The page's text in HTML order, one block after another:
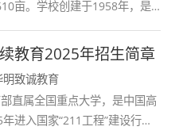
亩。学校创建于1958年，是
教育2025年招生简章
致诚教育
直属全国重点大学，是中国高
进入国家“211工程”建设行